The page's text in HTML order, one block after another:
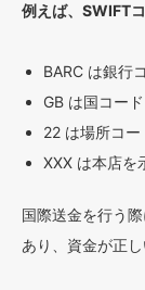
例えば、SWIFT
BARC は銀行
GB は国コー
22 は場所コー
XXX は本店を
国際送金を行う
あり、資金が正